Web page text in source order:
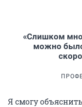
«Слишком
можно
Я смогу